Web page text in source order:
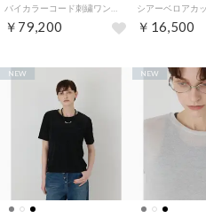
￥79,200 ￥16,500
NEW NEW